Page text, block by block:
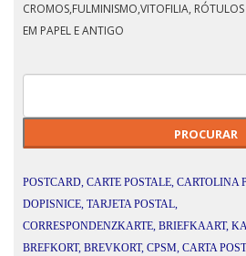
CROMOS,FULMINISMO,VITOFILIA,
EM PAPEL E ANTIGO
POSTCARD, CARTE POSTALE, CARTOLINA
DOPISNICE, TARJETA POSTAL,
CORRESPONDENZKARTE, BRIEFKAART,
BREFKORT, BREVKORT, CPSM, CARTA